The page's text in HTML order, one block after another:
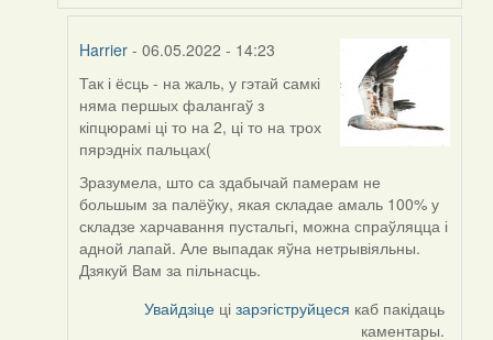
Harrier - 06.05.2022 - 14:23
In
reply
to
by
ZNR
Так і ёсць - на жаль, у гэтай самкі
няма першых фалангаў з
кіпцюрамі ці то на 2, ці то на трох
пярэдніх пальцах(
Зразумела, што са здабычай памерам не
большым за палёўку, якая складае амаль 100% у
складзе харчавання пустальгі, можна спраўляцца і
адной лапай. Але выпадак яўна нетрывіяльны.
Дзякуй Вам за пільнасць.
Увайдзіце цізарэгіструйцеся каб пакідаць
каментары.